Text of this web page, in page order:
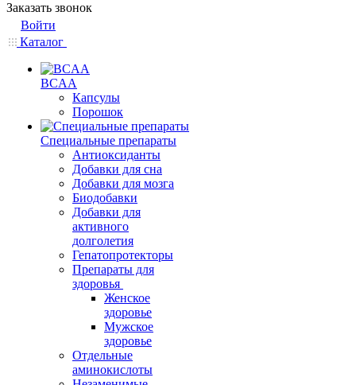
Заказать звонок
Войти
Каталог
BCAA
Капсулы
Порошок
Cпециальные препараты
Антиоксиданты
Добавки для сна
Добавки для мозга
Биодобавки
Добавки для
активного
долголетия
Гепатопротекторы
Препараты для
здоровья
Женское
здоровье
Мужское
здоровье
Отдельные
аминокислоты